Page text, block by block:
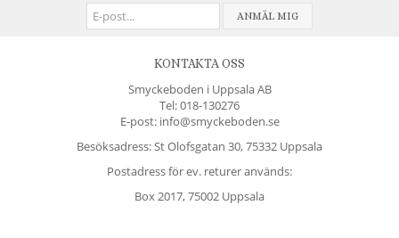
ANMÄL MIG
KONTAKTA OSS
Smyckeboden i Uppsala AB
Tel:018-130276
E-post: info@smyckeboden.se
Besöksadress: St Olofsgatan 30, 75332 Uppsala
Postadress för ev. returer används:
Box 2017, 75002 Uppsala